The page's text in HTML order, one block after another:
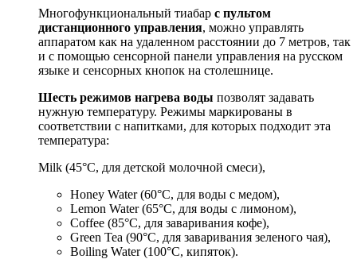
Многофункциональный тиабар с пультом
дистанционного управления, можно управлять
аппаратом как на удаленном расстоянии до 7 метров, так
и с помощью сенсорной панели управления на русском
языке и сенсорных кнопок на столешнице.
Шесть режимов нагрева воды позволят задавать
нужную температуру. Режимы маркированы в
соответствии с напитками, для которых подходит эта
температура:
Milk (45°С, для детской молочной смеси),
Honey Water (60°С, для воды с медом),
Lemon Water (65°С, для воды с лимоном),
Coffee (85°С, для заваривания кофе),
Green Tea (90°С, для заваривания зеленого чая),
Boiling Water (100°С, кипяток).